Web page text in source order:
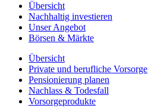
Übersicht
Nachhaltig investieren
Unser Angebot
Börsen & Märkte
Übersicht
Private und berufliche Vorsorge
Pensionierung planen
Nachlass & Todesfall
Vorsorgeprodukte